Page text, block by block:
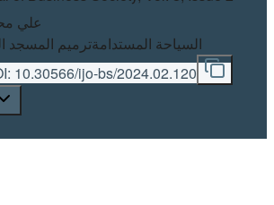
. علي
السياحة المستدامةترميم المسجد
10.30566/ijo-bs/2024.02.120